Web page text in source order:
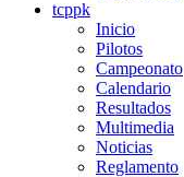
tcppk
Inicio
Pilotos
Campeonato
Calendario
Resultados
Multimedia
Noticias
Reglamento